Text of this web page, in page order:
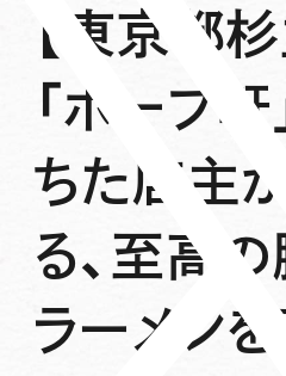
【東京都杉
「ホープ
ちた店主
る、至高
ラーメン